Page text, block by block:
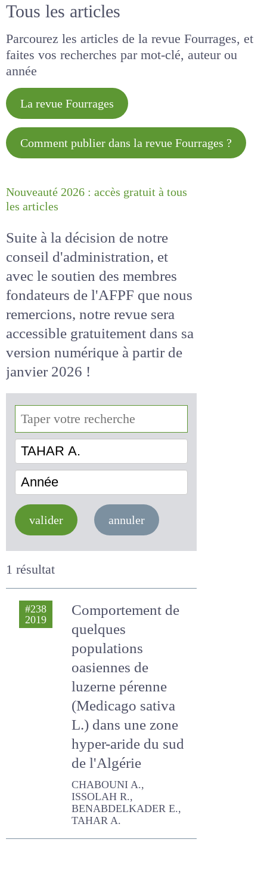
Tous les articles
Parcourez les articles de la revue Fourrages, et
faites vos recherches par mot-clé, auteur ou
année
La revue Fourrages
Comment publier dans la revue
Nouveauté 2026 : accès gratuit à
Suite à la décision de notre
conseil d'administration, et
avec le soutien des membres
fondateurs de l'AFPF que nous
remercions, notre revue sera
accessiblegratuitementdans
sa version numérique
de janvier 2026 !
TAHAR A.
valider annuler
1 résultat
#238
Comportement de
quelques
populations
oasiennes de
luzerne pérenne
(Medicago sativa
L.) dans une zone
hyper-aride du sud
de l'Algérie
CHABOUNI A., ISSOLAH R.,
BENABDELKADER E., TAHAR
A.